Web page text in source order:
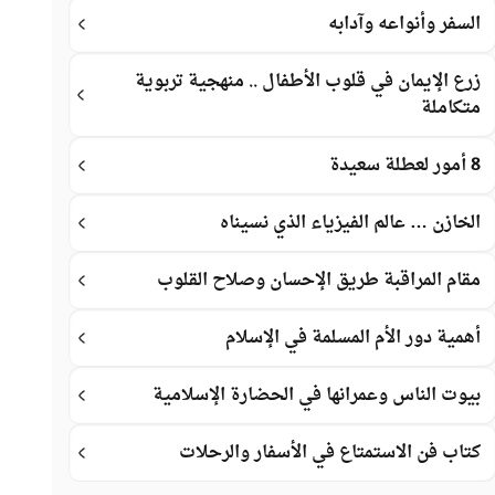
السفر وأنواعه وآدابه
زرع الإيمان في قلوب الأطفال .. منهجية تربوية
متكاملة
8 أمور لعطلة سعيدة
الخازن … عالم الفيزياء الذي نسيناه
مقام المراقبة طريق الإحسان وصلاح القلوب
أهمية دور الأم المسلمة في الإسلام
بيوت الناس وعمرانها في الحضارة الإسلامية
كتاب فن الاستمتاع في الأسفار والرحلات